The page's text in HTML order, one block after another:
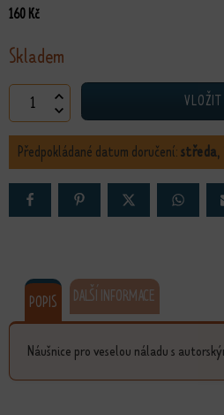
160 Kč
Skladem
Náušnice Fialová mozaika množství
Předpokládané datum doručení:středa,
POPIS DALŠÍ INFORMACE
Náušnice pro veselou náladu s